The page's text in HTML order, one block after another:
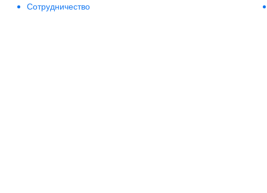
Сотрудничество